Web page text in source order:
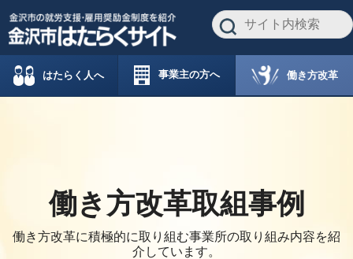
はたらく人へ 事業主の方へ 働き方改革
働き方改革取組事例
働き方改革に積極的に取り組む事業所の取り組み内容を紹
介しています。